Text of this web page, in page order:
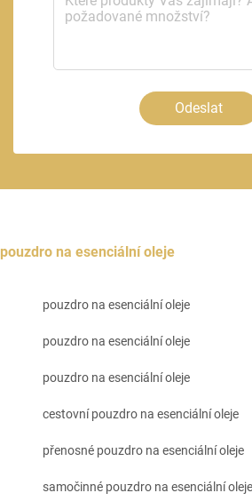
Odeslat
pouzdro na esenciální oleje
pouzdro na esenciální oleje
pouzdro na esenciální oleje
pouzdro na esenciální oleje
cestovní pouzdro na esenciální oleje
přenosné pouzdro na esenciální oleje
samočinné pouzdro na esenciální oleje